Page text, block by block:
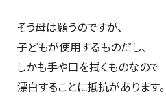
そう母は願うのですが、
子どもが使用するものだし、
しかも手や口を拭くものなので
漂白することに抵抗があります。